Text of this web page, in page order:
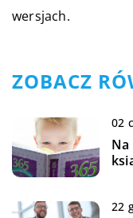
wersjach.
ZOBACZ
02
22